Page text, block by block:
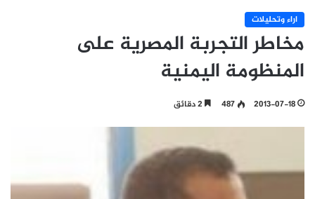
اراء وتحليلات
مخاطر التجربة المصرية على
المنظومة اليمنية
2013-07-18
487